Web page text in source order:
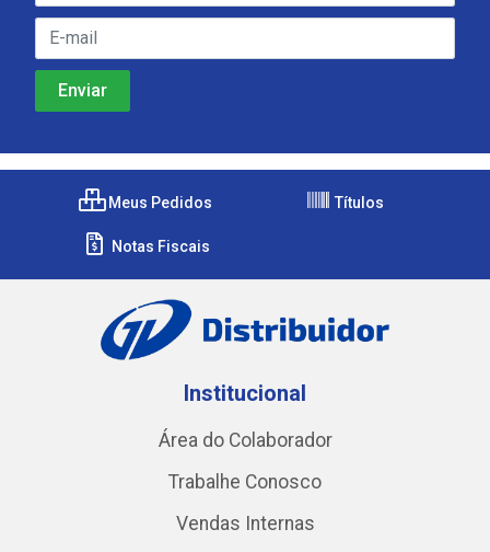
Meus Pedidos Títulos
Notas Fiscais
Institucional
Área do Colaborador
Trabalhe Conosco
Vendas Internas